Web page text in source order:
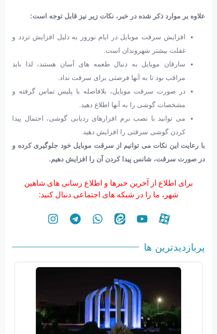
علاوه بر موارد ذکر شده در خبر، نکات زیر نیز قابل توجه است:
افزایش سرقت موبایل در ایام نوروز به دلیل افزایش تردد و
غفلت بیشتر شهروندان است.
سارقان موبایل به دنبال طعمه های آسان هستند، لذا باید
مراقب بود تا به آنها فرصتی برای سرقت نداد.
در صورت سرقت موبایل، بلافاصله با پلیس تماس گرفته و
مشخصات گوشی را به آنها اطلاع دهید.
می توانید با نصب نرم افزارهای ردیابی گوشی، احتمال پیدا
کردن گوشی سرقتی را افزایش دهید.
با رعایت این نکات می توانیم از سرقت موبایل خود جلوگیری کرده و
در صورت سرقت، شانس پیدا کردن آن را افزایش دهیم.
برای اطلاع از آخرین خبرها و اطلاع رسانی های شاهین
شهر، ما را در شبکه های اجتماعی دنبال کنید:
پربازدیدترین ها